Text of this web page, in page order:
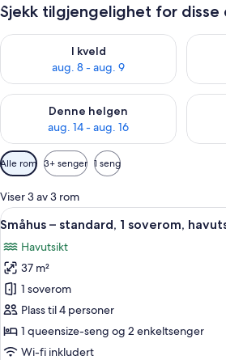
Sjekk tilgjengelighet for disse
I kveld
aug. 8 - aug. 9
Sjekk tilgjengelighet for i kveld, aug. 8
Sjekk
Denne helgen
aug. 14 - aug. 16
Sjekk tilgjengelighet for denne helgen,
Sjekk
Tilgjengelige
filtre
for
rom
Alle rom 3+ senger 1 seng
Viser 3 av 3 rom
Åpne
alle
bildene
av
Småhus
–
standard,
1
11
Småhus – standard, 1 soverom,
Havutsikt
37 m²
1 soverom
Plass til 4 personer
1 queensize-seng og 2 enkeltsenger
Wi-fi inkludert